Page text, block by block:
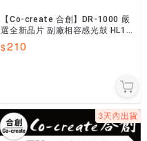
【Co-create 合創】DR-1000 嚴
選全新晶片 副廠相容感光鼓 HL11
10 HL1210W DCP1510
210